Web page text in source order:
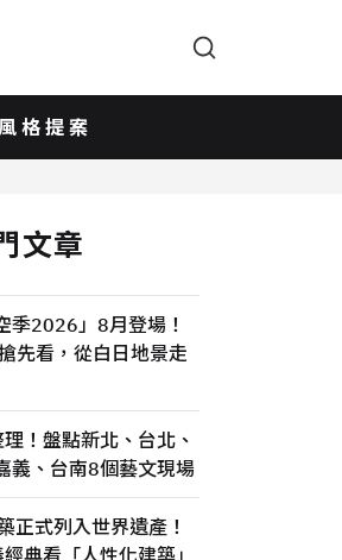
格提案
文章
季2026」8月登場！
先看，從白日地景走
！盤點新北、台北、
義、台南8個藝文現場
正式列入世界遺產！
典看「人性化建築」